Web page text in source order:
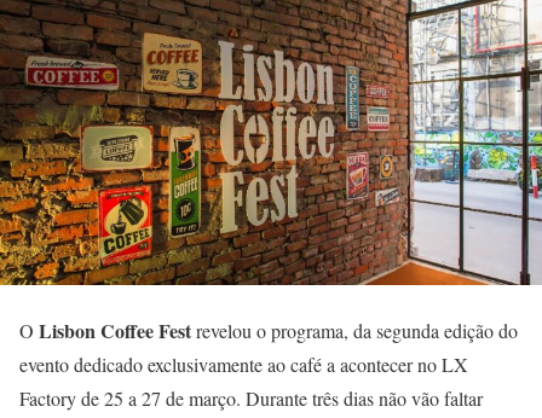
O Lisbon Coffee Festrevelou o programa, da segunda edição do
evento dedicado exclusivamente ao café a acontecer no LX
Factory de 25 a 27 de março. Durante três dias não vão faltar